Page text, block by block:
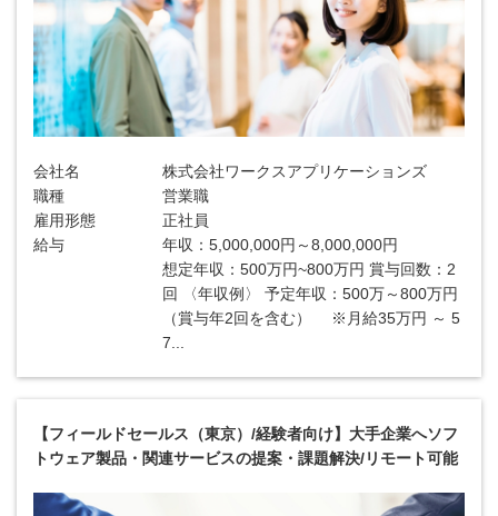
会社名
株式会社ワークスアプリケーションズ
職種
営業職
雇用形態
正社員
給与
年収：5,000,000円～8,000,000円
想定年収：500万円~800万円 賞与回数：2
回 〈年収例〉 予定年収：500万～800万円
（賞与年2回を含む） ※月給35万円 ～ 5
7...
【フィールドセールス（東京）/経験者向け】大手企業へソフ
トウェア製品・関連サービスの提案・課題解決/リモート可能